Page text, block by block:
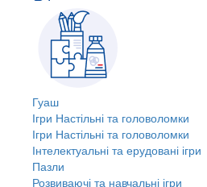
Гуаш
Ігри Настільні та головоломки
Ігри Настільні та головоломки
Інтелектуальні та ерудовані ігри
Пазли
Розвиваючі та навчальні ігри